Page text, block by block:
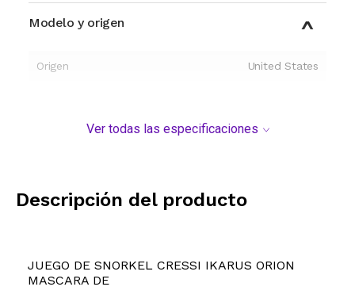
Modelo y origen
Origen United States
Ver todas las especificaciones
Descripción del producto
JUEGO DE SNORKEL CRESSI IKARUS ORION
MASCARA DE